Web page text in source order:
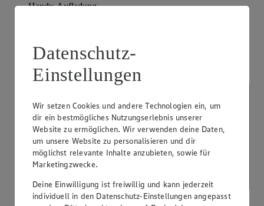
Handy-Aufladung
Datenschutz-
Einstellungen
Wir setzen Cookies und andere Technologien ein, um
dir ein bestmögliches Nutzungserlebnis unserer
Website zu ermöglichen. Wir verwenden deine Daten,
um unsere Website zu personalisieren und dir
möglichst relevante Inhalte anzubieten, sowie für
Marketingzwecke.
Deine Einwilligung ist freiwillig und kann jederzeit
individuell in den Datenschutz-Einstellungen angepasst